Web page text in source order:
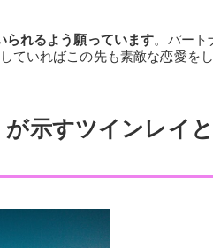
られるよう願っています。パート
ていればこの先も素敵な恋愛を
示すツインレイ